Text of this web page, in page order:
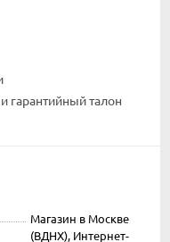
гарантийный талон
Магазин в Москве
(ВДНХ), Интернет-